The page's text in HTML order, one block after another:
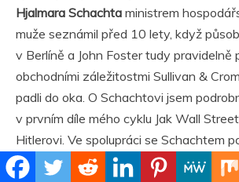
Hjalmara Schachta ministrem
muže seznámil před 10 lety, když
v Berlíně a John Foster tudy pravidelně
obchodními záležitostmi Sullivan &
padli do oka. O Schachtovi jsem
v prvním díle mého cyklu Jak Wall
Hitlerovi. Ve spolupráci se Schachtem
Foster Hitlerovu Německu najít v